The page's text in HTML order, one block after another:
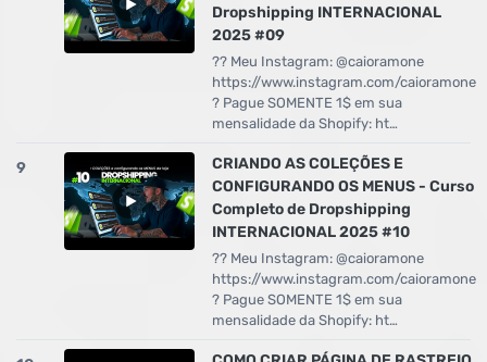
Dropshipping INTERNACIONAL
2025 #09
?? Meu Instagram: @caioramone
https://www.instagram.com/caioramone
? Pague SOMENTE 1$ em sua
mensalidade da Shopify: ht…
9
CRIANDO AS COLEÇÕES E
CONFIGURANDO OS MENUS - Curso
Completo de Dropshipping
INTERNACIONAL 2025 #10
?? Meu Instagram: @caioramone
https://www.instagram.com/caioramone
? Pague SOMENTE 1$ em sua
mensalidade da Shopify: ht…